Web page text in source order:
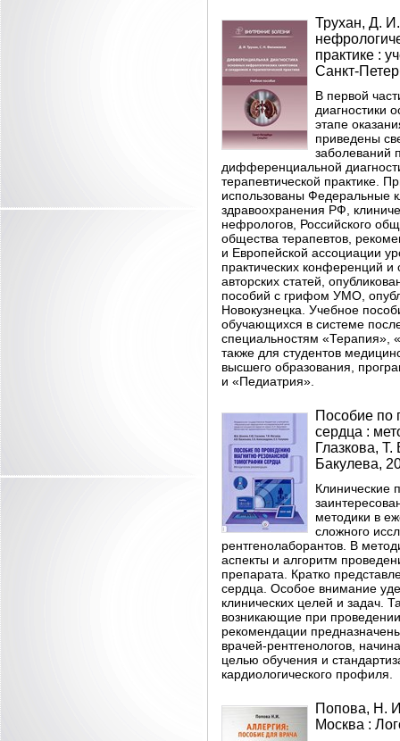
Трухан, Д.
практике :
Санкт-
В первой
диагностики
этапе
приведены
заболеваний
дифференциальной
терапевтической практике.
использованы Федеральные
здравоохранения РФ,
нефрологов, Российского
общества терапевтов,
и Европейской ассоциации
практических конференций
авторских статей,
пособий с грифом УМО,
Новокузнецка. Учебное
обучающихся в системе
специальностям «Терапия»,
также для студентов
высшего образования,
и «Педиатрия».
Пособие по
сердца :
Глазкова,
Бакулева,
Клинические
методики в
сложного
рентгенолаборантов. В
аспекты и алгоритм
препарата. Кратко
сердца. Особое внимание
клинических целей и задач.
возникающие при
рекомендации
врачей-рентгенологов,
целью обучения и
кардиологического профиля.
Попова, Н.
Москва :